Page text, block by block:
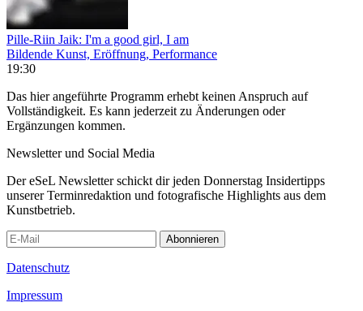
Pille-Riin Jaik: I'm a good girl, I am
Bildende Kunst, Eröffnung, Performance
19:30
Das hier angeführte Programm erhebt keinen Anspruch auf
Vollständigkeit. Es kann jederzeit zu Änderungen oder
Ergänzungen kommen.
Newsletter und Social Media
Der eSeL Newsletter schickt dir jeden Donnerstag Insidertipps
unserer Terminredaktion und fotografische Highlights aus dem
Kunstbetrieb.
Abonnieren
Datenschutz
Impressum